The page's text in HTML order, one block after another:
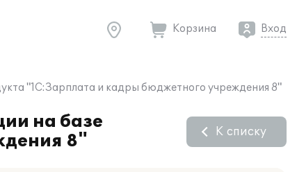
Корзина Вход
"1С:Зарплата и кадры бюджетного учреждения 8"
на базе
8"
К списку